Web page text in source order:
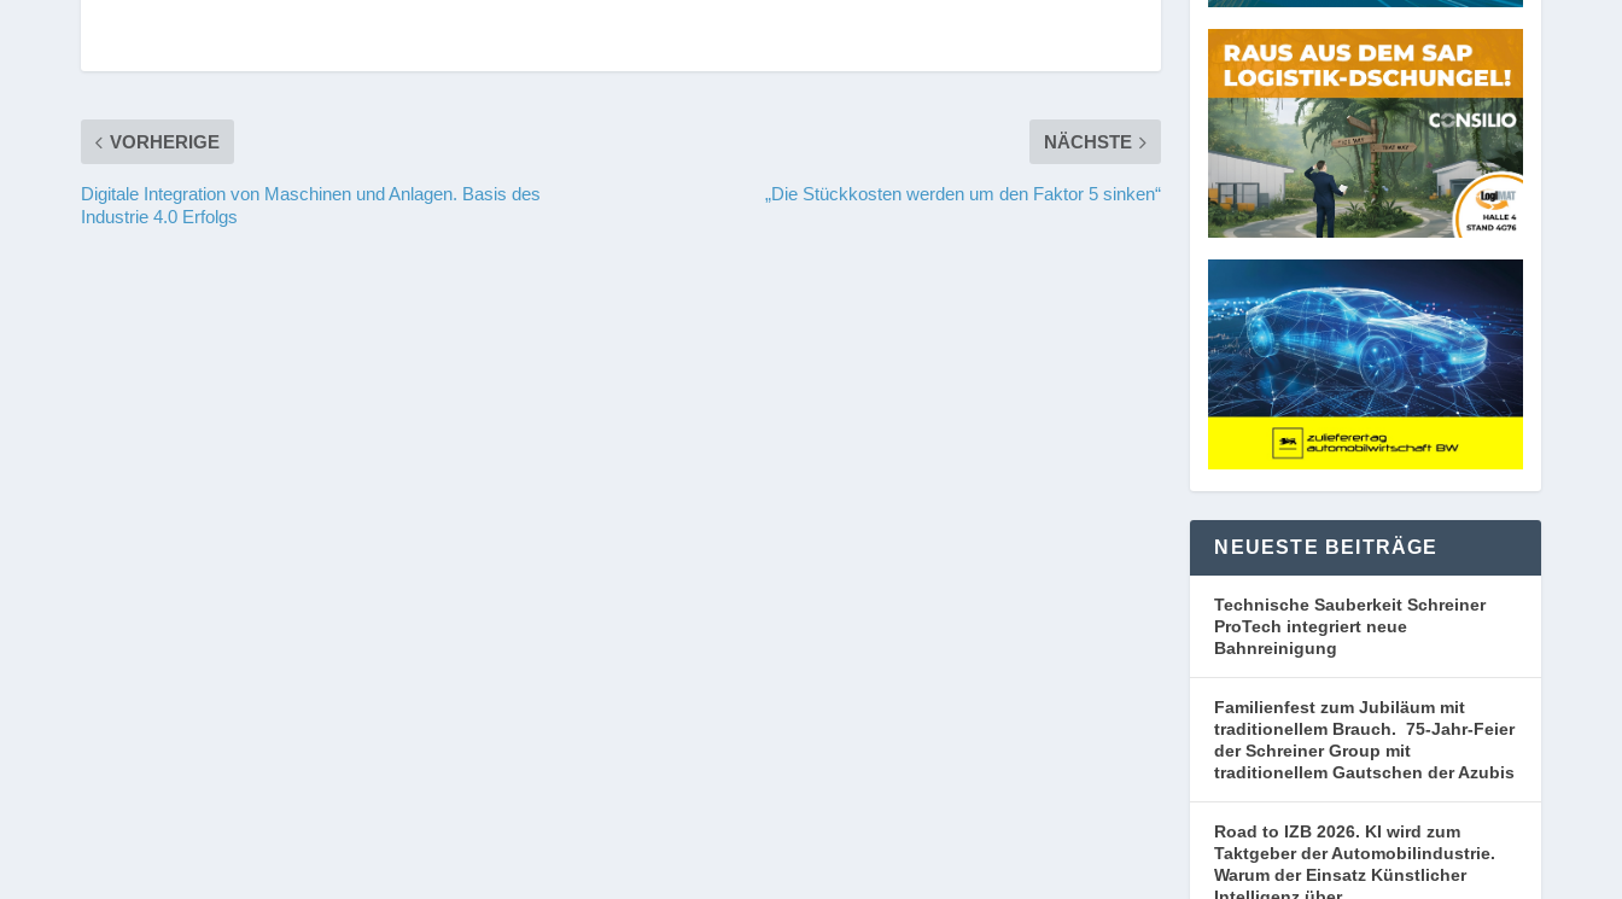
VORHERIGE
Digitale Integration von Maschinen und Anlagen. Basis des
Industrie 4.0 Erfolgs
NÄCHSTE
„Die Stückkosten werden um den Faktor 5 sinken“
NEUESTE BEITRÄGE
Technische Sauberkeit Schreiner
ProTech integriert neue
Bahnreinigung
Familienfest zum Jubiläum mit
traditionellem Brauch. 75-Jahr-Feier
der Schreiner Group mit
traditionellem Gautschen der Azubis
Road to IZB 2026. KI wird zum
Taktgeber der Automobilindustrie.
Warum der Einsatz Künstlicher